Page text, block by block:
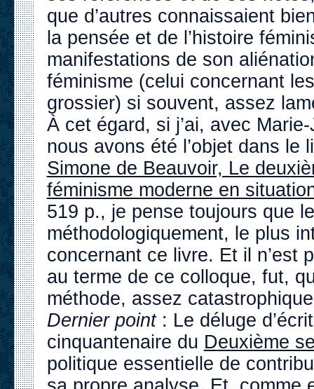
que d’autres connaissaient
la pensée et de l’histoire
manifestations de son
féminisme (celui concernant
grossier) si souvent, assez
À cet égard, si j’ai, avec
nous avons été l’objet dans le
Simone de Beauvoir, Le
féminisme moderne en
519 p., je pense toujours que
méthodologiquement, le plus
concernant ce livre. Et il n’est
au terme de ce colloque, fut,
méthode, assez
Dernier point : Le déluge
cinquantenaire du Deuxième
politique essentielle de